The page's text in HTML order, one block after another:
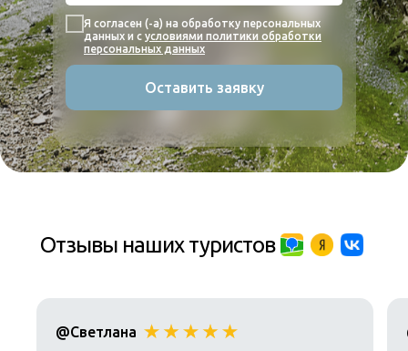
Я согласен (-а) на обработку персональных
данных и с условиями политики обработки
персональных данных
Оставить заявку
Отзывы наших туристов
@Светлана